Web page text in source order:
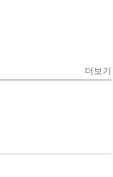
더보기